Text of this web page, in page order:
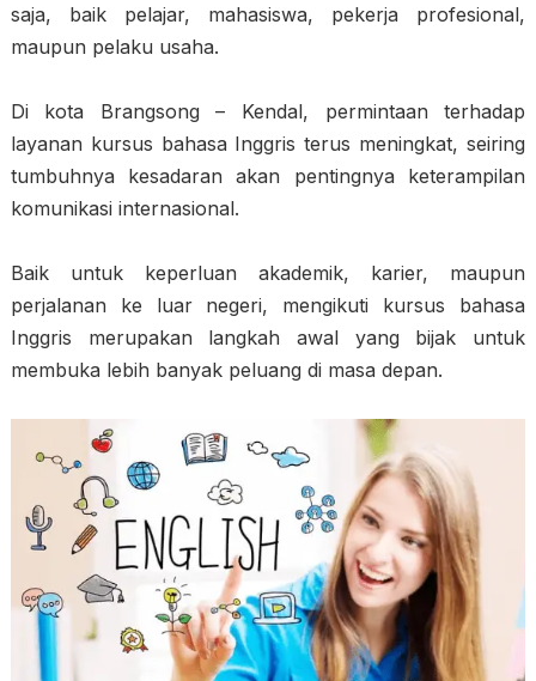
saja, baik pelajar, mahasiswa, pekerja profesional,
maupun pelaku usaha.
Di kota Brangsong – Kendal, permintaan terhadap
layanan kursus bahasa Inggris terus meningkat, seiring
tumbuhnya kesadaran akan pentingnya keterampilan
komunikasi internasional.
Baik untuk keperluan akademik, karier, maupun
perjalanan ke luar negeri, mengikuti kursus bahasa
Inggris merupakan langkah awal yang bijak untuk
membuka lebih banyak peluang di masa depan.